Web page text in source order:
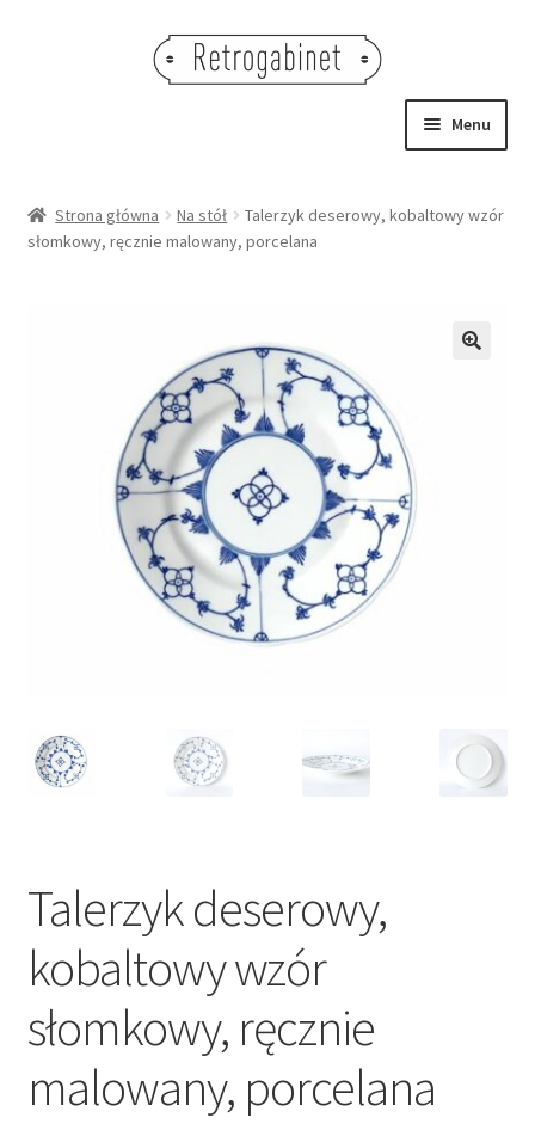
Menu
OBRAZY
OŚWIETLENIE
Strona główna Na stół
Talerzyk deserowy, kobaltowy wzór
słomkowy, ręcznie malowany, porcelana
Talerzyk deserowy,
kobaltowy wzór
słomkowy, ręcznie
malowany, porcelana